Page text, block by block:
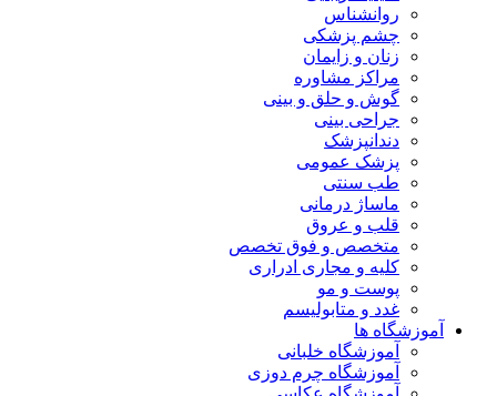
روانشناس
چشم پزشکی
زنان و زایمان
مراکز مشاوره
گوش و حلق و بینی
جراحی بینی
دندانپزشک
پزشک عمومی
طب سنتی
ماساژ درمانی
قلب و عروق
متخصص و فوق تخصص
کلیه و مجاری ادراری
پوست و مو
غدد و متابولیسم
آموزشگاه ها
آموزشگاه خلبانی
آموزشگاه چرم دوزی